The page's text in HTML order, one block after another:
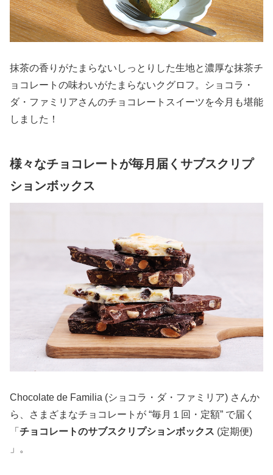
抹茶の香りがたまらないしっとりした生地と濃厚な抹茶チ
ョコレートの味わいがたまらないクグロフ。ショコラ・
ダ・ファミリアさんのチョコレートスイーツを今月も堪能
しました！
様々なチョコレートが毎月届くサブスクリプ
ションボックス
Chocolate de Familia (ショコラ・ダ・ファミリア) さんか
ら、さまざまなチョコレートが “毎月１回・定額” で届く
「 チョコレートのサブスクリプションボックス (定期便)
」。